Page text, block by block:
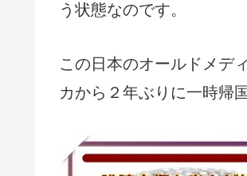
う状態なのです。
この日本のオールドメデ
カから２年ぶりに一時帰